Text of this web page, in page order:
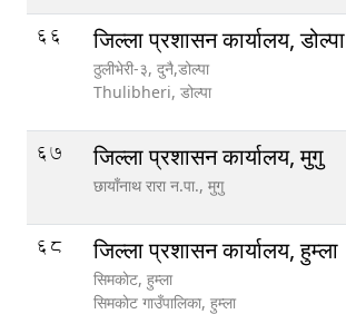
66 जिल्ला प्रशासन कार्यालय, डोल्पा
ठुलीभेरी-३, दुनै,डोल्पा
Thulibheri, डोल्पा
67 जिल्ला प्रशासन कार्यालय, मुगु
छायाँनाथ रारा न.पा., मुगु
68 जिल्ला प्रशासन कार्यालय, हुम्ला
सिमकाेट, हुम्ला
सिमकाेट गाउँपालिका, हुम्ला